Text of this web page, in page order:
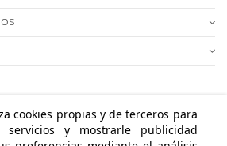
cookies propias y de terceros para
servicios y mostrarle publicidad